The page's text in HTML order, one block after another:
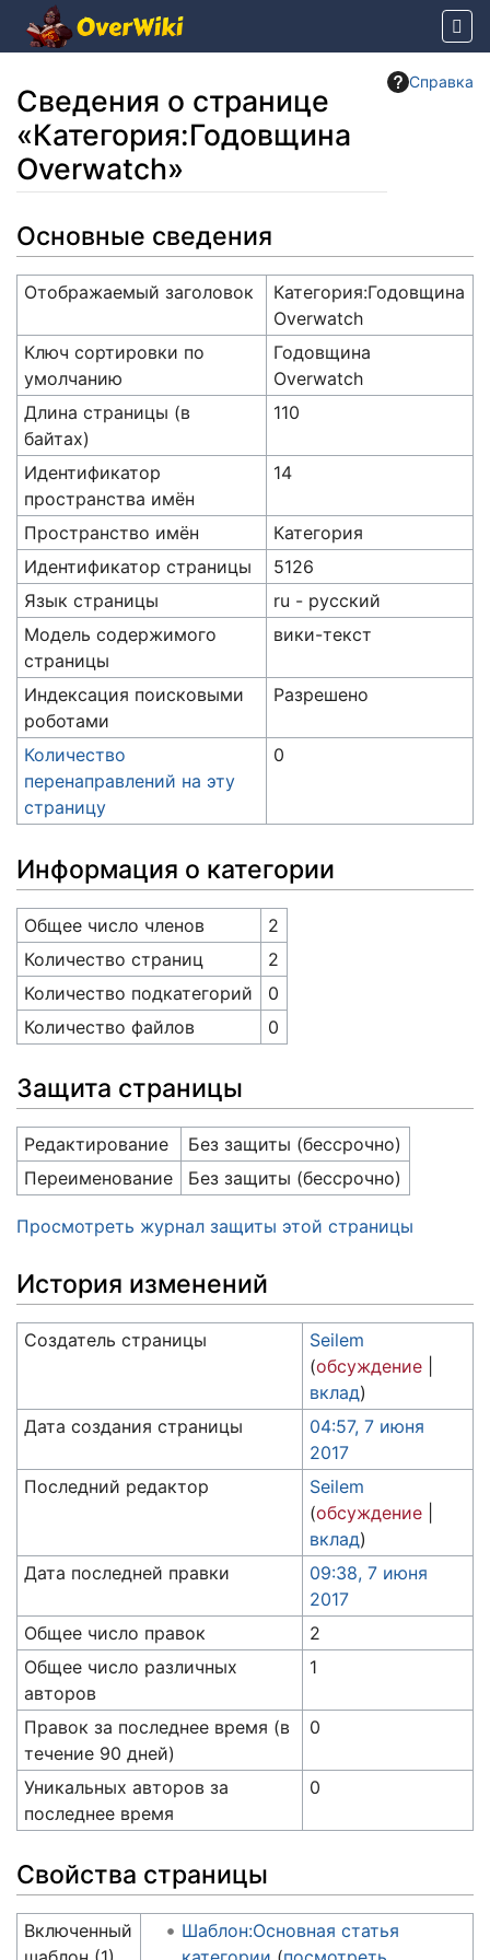
Справка
Сведения о странице
«Категория:Годовщина
Overwatch»
Перейти к:
Основные сведения
Отображаемый заголовок
Категория:Годовщина
Overwatch
Ключ сортировки по
умолчанию
Годовщина
Overwatch
Длина страницы (в
байтах)
110
Идентификатор
пространства имён
14
Пространство имён
Категория
Идентификатор страницы
5126
Язык страницы
ru - русский
Модель содержимого
страницы
вики-текст
Индексация поисковыми
роботами
Разрешено
Количество
перенаправлений на эту
страницу
0
Информация о категории
Общее число членов
2
Количество страниц
2
Количество подкатегорий
0
Количество файлов
0
Защита страницы
Редактирование
Без защиты (бессрочно)
Переименование
Без защиты (бессрочно)
Просмотреть журнал защиты этой страницы
История изменений
Создатель страницы
Seilem
(обсуждение
вклад)
Дата создания страницы
04:57, 7 июня
2017
Последний редактор
Seilem
(обсуждение
вклад)
Дата последней правки
09:38, 7 июня
2017
Общее число правок
2
Общее число различных
авторов
1
Правок за последнее время (в
течение 90 дней)
0
Уникальных авторов за
последнее время
0
Свойства страницы
Включенный
Шаблон:Основная статья